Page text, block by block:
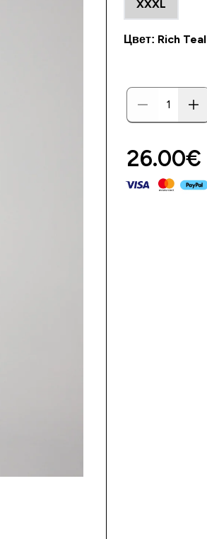
XXXL
Цвет: Rich Teal
26.00€‎